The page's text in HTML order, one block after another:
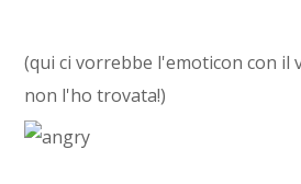
(qui ci vorrebbe l'emoticon con il
non l'ho trovata!)